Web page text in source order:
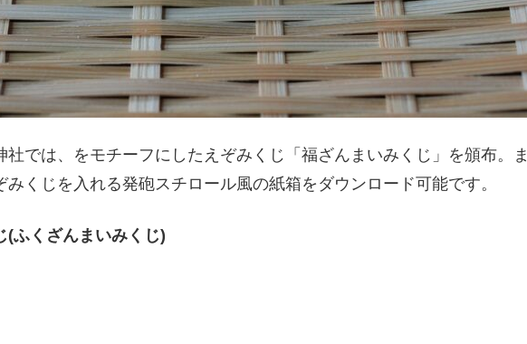
社では、をモチーフにしたえぞみくじ「福ざんまいみくじ」を頒布。ま
くじを入れる発砲スチロール風の紙箱をダウンロード可能です。
(ふくざんまいみくじ)